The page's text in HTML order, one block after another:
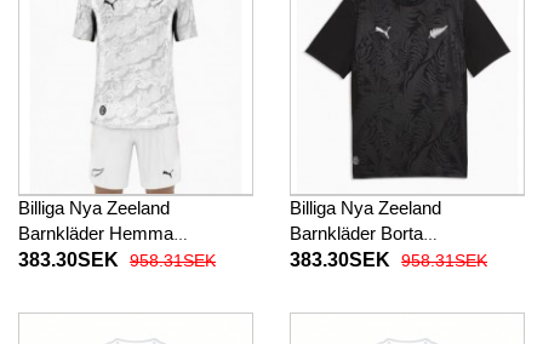
Billiga Nya Zeeland
Barnkläder Hemma
fotbollskläder till baby VM
byxor)
383.30SEK 958.31SEK
Billiga Nya Zeeland
Barnkläder Borta
fotbollskläder till baby VM
byxor)
383.30SEK 958.31SEK